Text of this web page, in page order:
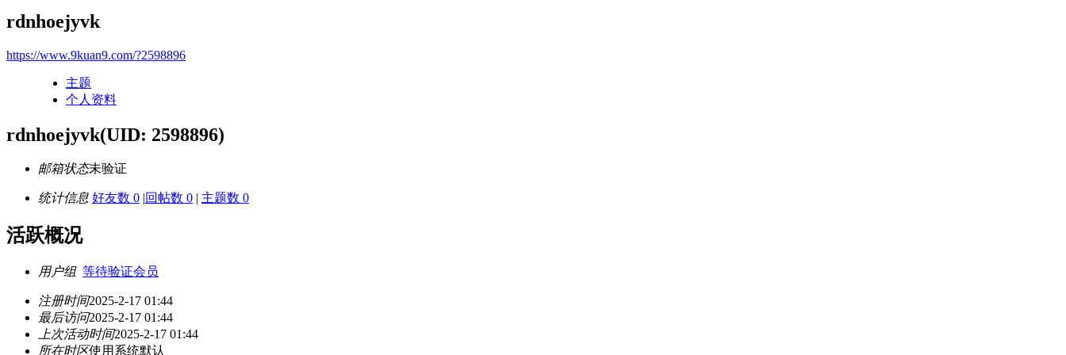
rdnhoejyvk
https://www.9kuan9.com/?2598896
主题
个人资料
rdnhoejyvk(UID: 2598896)
邮箱状态未验证
统计信息 好友数 0 |回帖数 0 | 主题数 0
活跃概况
用户组 等待验证会员
注册时间2025-2-17 01:44
最后访问2025-2-17 01:44
上次活动时间2025-2-17 01:44
所在时区使用系统默认